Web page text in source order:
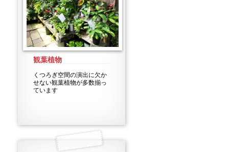
観葉植物
くつろぎ空間の演出に欠か
せない観葉植物が多数揃っ
ています